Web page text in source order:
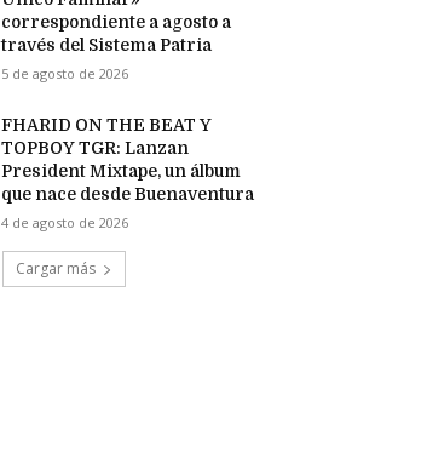
correspondiente a agosto a
través del Sistema Patria
5 de agosto de 2026
FHARID ON THE BEAT Y
TOPBOY TGR: Lanzan
President Mixtape, un álbum
que nace desde Buenaventura
4 de agosto de 2026
Cargar más